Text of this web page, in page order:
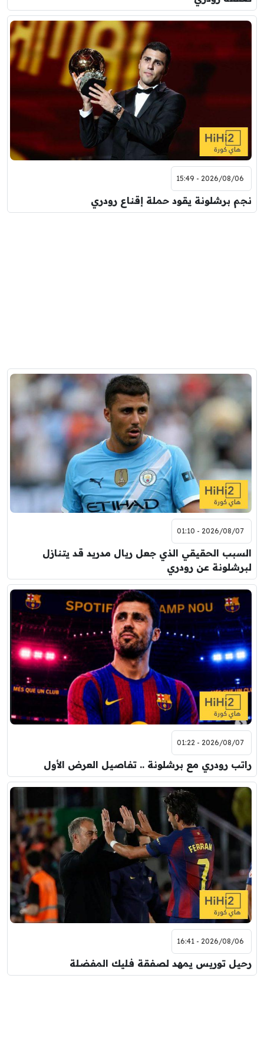
2026/08/06 - 15:49
نجم برشلونة يقود حملة إقناع رودري
2026/08/07 - 01:10
السبب الحقيقي الذي جعل ريال مدريد قد يتنازل
لبرشلونة عن رودري
2026/08/07 - 01:22
راتب رودري مع برشلونة .. تفاصيل العرض الأول
2026/08/06 - 16:41
رحيل توريس يمهد لصفقة فليك المفضلة